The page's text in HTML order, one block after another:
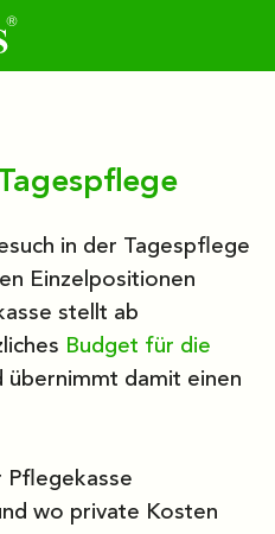
in der Tagespflege
Einzelpositionen
stellt ab
Budget für die
übernimmt damit einen
Pflegekasse
wo private Kosten